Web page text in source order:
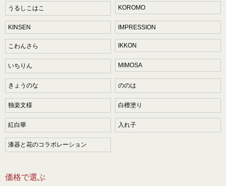
うるしこはこ KOROMO
KINSEN IMPRESSION
こわんさら IKKON
いちりん MIMOSA
きょうのな ののは
独楽文様 白檀塗り
紅白華 入れ子
漆器と花のコラボレーション
価格で選ぶ